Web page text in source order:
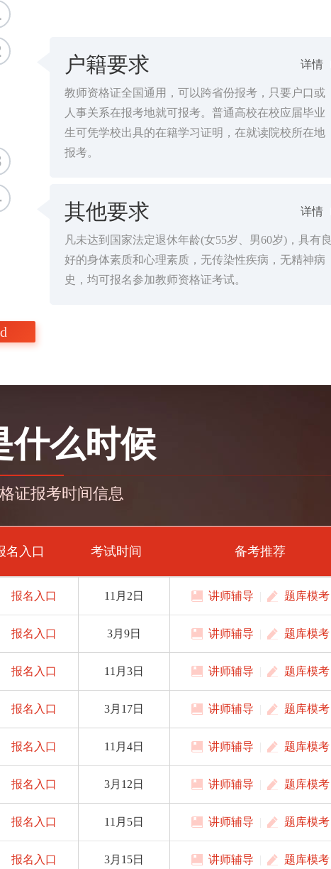
户籍要求 详情
教师资格证全国通用，可以跨省份报考，只要户口或
人事关系在报考地就可报考。普通高校在校应届毕业
生可凭学校出具的在籍学习证明，在就读院校所在地
报考。
其他要求 详情
凡未达到国家法定退休年龄(女55岁、男60岁)，具有良
好的身体素质和心理素质，无传染性疾病，无精神病
史，均可报名参加教师资格证考试。
什么时候
证报考时间信息
名入口 考试时间 备考推荐
报名入口 11月2日 讲师辅导 题库模考
报名入口 3月9日 讲师辅导 题库模考
报名入口 11月3日 讲师辅导 题库模考
报名入口 3月17日 讲师辅导 题库模考
报名入口 11月4日 讲师辅导 题库模考
报名入口 3月12日 讲师辅导 题库模考
报名入口 11月5日 讲师辅导 题库模考
报名入口 3月15日 讲师辅导 题库模考